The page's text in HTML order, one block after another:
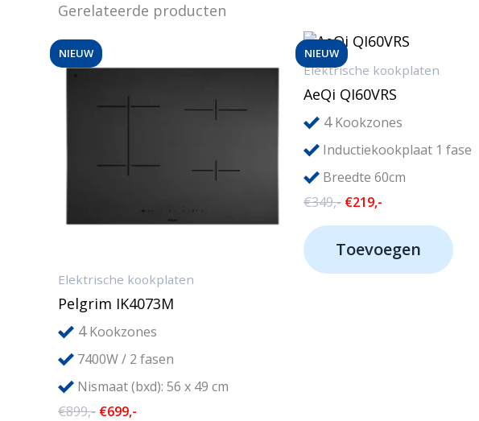
Gerelateerde producten
NIEUW
Elektrische kookplaten
Pelgrim IK4073M
4Kookzones
7400W / 2 fasen
Nismaat (bxd): 56 x 49 cm
€899,- Oorspronkelijke
€699,-
NIEUW
Elektrische kookplaten
AeQi QI60VRS
4Kookzones
Inductiekookplaat 1 fase
Breedte 60cm
€349,- Oorspronkelijke
€349,-.
€219,-
€219,-.
Toevoegen